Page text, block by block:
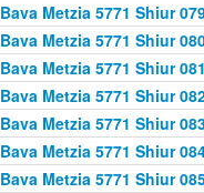
Bava Metzia 5771 Shiur
Bava Metzia 5771 Shiur
Bava Metzia 5771 Shiur
Bava Metzia 5771 Shiur
Bava Metzia 5771 Shiur
Bava Metzia 5771 Shiur
Bava Metzia 5771 Shiur